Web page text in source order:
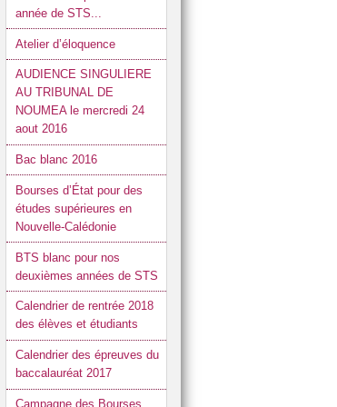
année de STS...
Atelier d’éloquence
AUDIENCE SINGULIERE
AU TRIBUNAL DE
NOUMEA le mercredi 24
aout 2016
Bac blanc 2016
Bourses d’État pour des
études supérieures en
Nouvelle-Calédonie
BTS blanc pour nos
deuxièmes années de STS
Calendrier de rentrée 2018
des élèves et étudiants
Calendrier des épreuves du
baccalauréat 2017
Campagne des Bourses